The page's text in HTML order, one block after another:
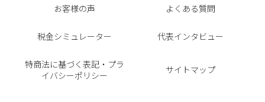
お客様の声 よくある質問
税金シミュレーター 代表インタビュー
特商法に基づく表記・プラ
イバシーポリシー
サイトマップ